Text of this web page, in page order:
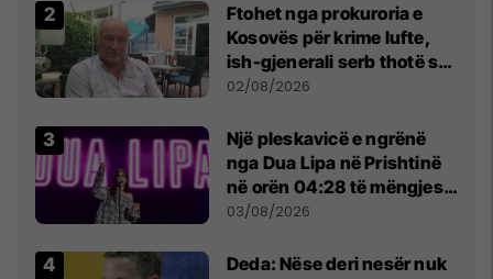
Ftohet nga prokuroria e
Kosovës për krime lufte,
ish-gjenerali serb thotë se
dikush e tradhtoi në
02/08/2026
Një pleskavicë e ngrënë
nga Dua Lipa në Prishtinë
në orën 04:28 të mëngjesit
- dhe bota digjitale serbe
03/08/2026
Deda: Nëse deri nesër nuk